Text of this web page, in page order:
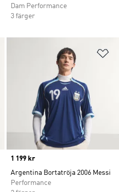
Dam Performance
3 färger
Lägg till på önskelistan
Price
1 199 kr
Argentina Bortatröja 2006 Messi
Performance